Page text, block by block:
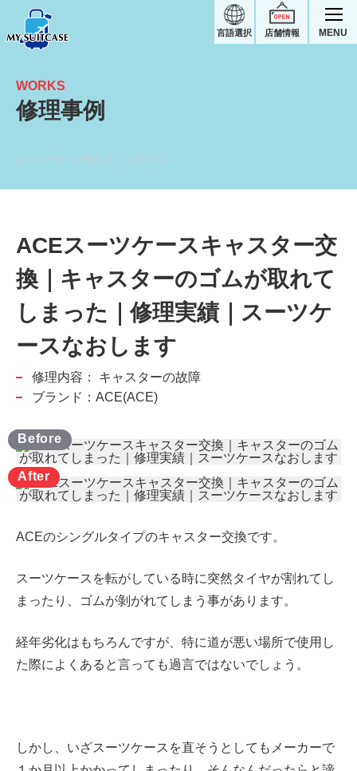
店舗情報
言語選択 MENU
WORKS
修理事例
ACEスーツケースキャスター交
換｜キャスターのゴムが取れて
しまった｜修理実績｜スーツケ
ースなおします
修理内容：
キャスターの故障
ブランド：ACE(ACE)
ACEのシングルタイプのキャスター交換です。
スーツケースを転がしている時に突然タイヤが割れてし
まったり、ゴムが剝がれてしまう事があります。
経年劣化はもちろんですが、特に道が悪い場所で使用し
た際によくあると言っても過言ではないでしょう。
しかし、いざスーツケースを直そうとしてもメーカーで